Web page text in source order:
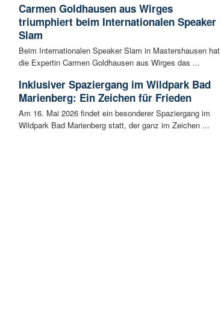
Carmen Goldhausen aus Wirges
triumphiert beim Internationalen Speaker
Slam
Beim Internationalen Speaker Slam in Mastershausen hat
die Expertin Carmen Goldhausen aus Wirges das ...
Inklusiver Spaziergang im Wildpark Bad
Marienberg: Ein Zeichen für Frieden
Am 16. Mai 2026 findet ein besonderer Spaziergang im
Wildpark Bad Marienberg statt, der ganz im Zeichen ...